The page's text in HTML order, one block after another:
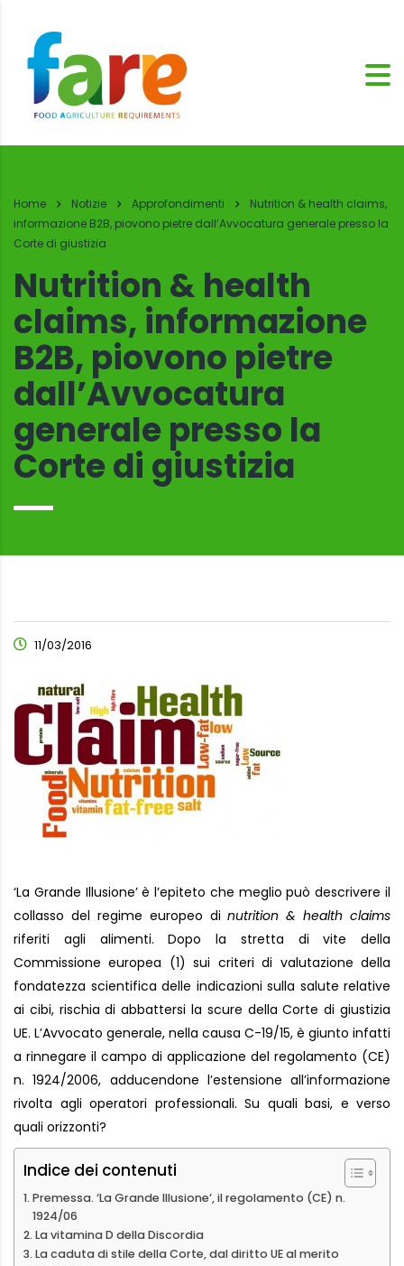
Home Notizie Approfondimenti
Nutrition & health claims,
informazione B2B, piovono pietre dall’Avvocatura generale presso la
Corte di giustizia
Nutrition & health
claims, informazione
B2B, piovono pietre
dall’Avvocatura
generale presso la
Corte di giustizia
11/03/2016
‘La Grande Illusione’ è l’epiteto che meglio può descrivere il
collasso del regime europeo dinutrition & health claims
riferiti agli alimenti. Dopo la stretta di vite della
Commissione europea (1) sui criteri di valutazione della
fondatezza scientifica delle indicazioni sulla salute relative
ai cibi, rischia di abbattersi la scure della Corte di giustizia
UE. L’Avvocato generale, nella causa C-19/15, è giunto infatti
a rinnegare il campo di applicazione del regolamento (CE)
n. 1924/2006, adducendone l’estensione all’informazione
rivolta agli operatori professionali. Su quali basi, e verso
quali orizzonti?
Indice dei contenuti
Premessa. ‘La Grande Illusione’, il regolamento (CE) n.
1924/06
La vitamina D della Discordia
La caduta di stile della Corte, dal diritto UE al merito